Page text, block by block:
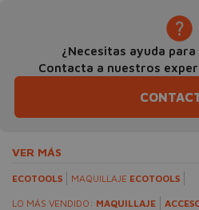
¿Necesitas ayuda
Contacta a nuestros
VER MÁS
ECOTOOLS MAQUILLAJE ECOTOOLS
LO MÁS VENDIDO: MAQUILLAJE